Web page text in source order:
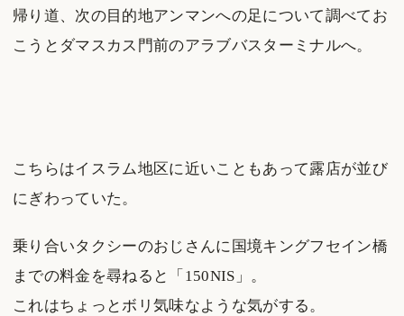
帰り道、次の目的地アンマンへの足について調べてお
こうとダマスカス門前のアラブバスターミナルへ。
こちらはイスラム地区に近いこともあって露店が並び
にぎわっていた。
乗り合いタクシーのおじさんに国境キングフセイン橋
までの料金を尋ねると「150NIS」。
これはちょっとボリ気味なような気がする。